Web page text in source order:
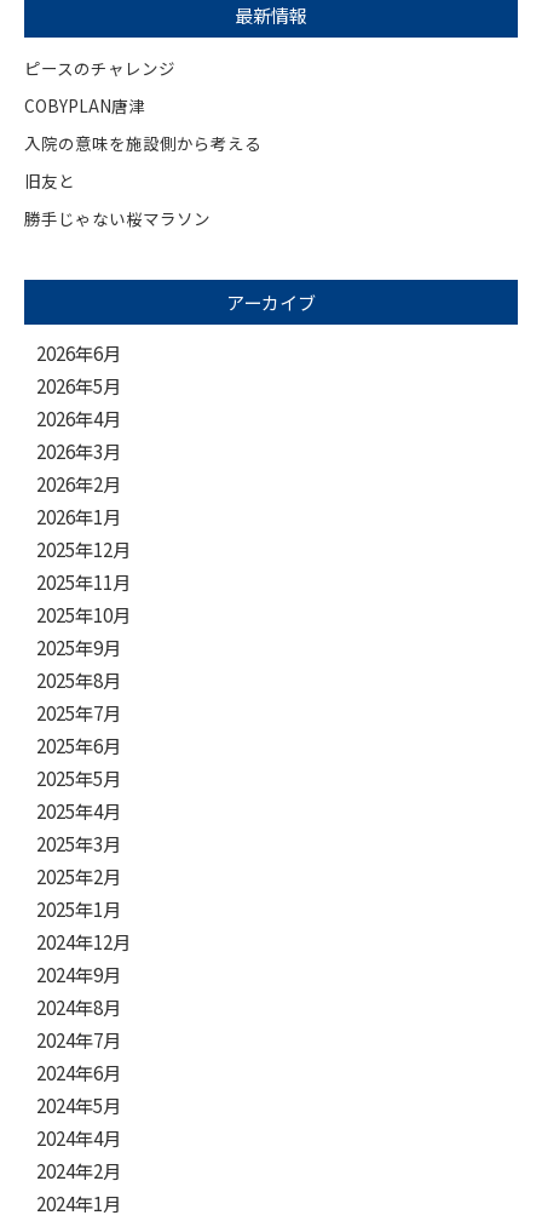
最新情報
ピースのチャレンジ
COBYPLAN唐津
入院の意味を施設側から考える
旧友と
勝手じゃない桜マラソン
アーカイブ
2026年6月
2026年5月
2026年4月
2026年3月
2026年2月
2026年1月
2025年12月
2025年11月
2025年10月
2025年9月
2025年8月
2025年7月
2025年6月
2025年5月
2025年4月
2025年3月
2025年2月
2025年1月
2024年12月
2024年9月
2024年8月
2024年7月
2024年6月
2024年5月
2024年4月
2024年2月
2024年1月